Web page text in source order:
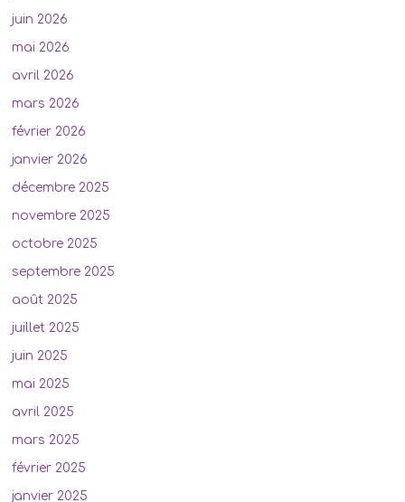
juin 2026
mai 2026
avril 2026
mars 2026
février 2026
janvier 2026
décembre 2025
novembre 2025
octobre 2025
septembre 2025
août 2025
juillet 2025
juin 2025
mai 2025
avril 2025
mars 2025
février 2025
janvier 2025